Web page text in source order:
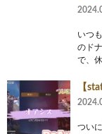
いつ
のド
で、
【
つい